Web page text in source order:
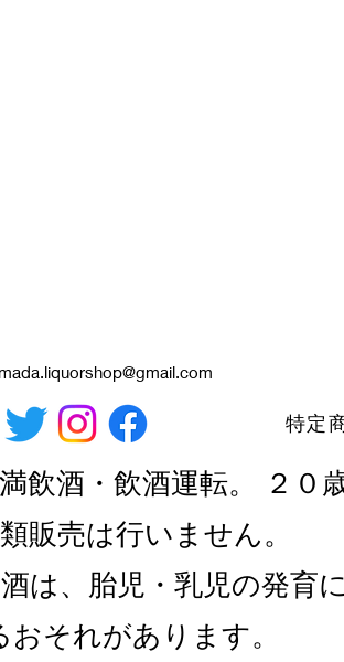
特定
飲酒・飲酒運転。 ２０
販売は行いません。
は、胎児・乳児の発育
おそれがあります。